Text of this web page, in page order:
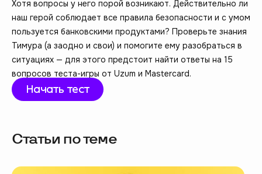
Хотя вопросы у него порой возникают. Действительно ли
наш герой соблюдает все правила безопасности и с умом
пользуется банковскими продуктами? Проверьте знания
Тимура (а заодно и свои) и помогите ему разобраться в
ситуациях — для этого предстоит найти ответы на 15
вопросов теста-игры от Uzum и Mastercard.
Начать тест
Статьи по теме